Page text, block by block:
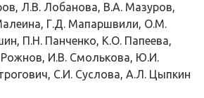
Л.В. Лобанова, В.А. Мазуров,
Г.Д. Мапаршвили, О.М.
П.Н. Панченко, К.О. Папеева,
Рож­нов, И.В. Смолькова, Ю.И.
С.И. Суслова, А.Л. Цыпкин